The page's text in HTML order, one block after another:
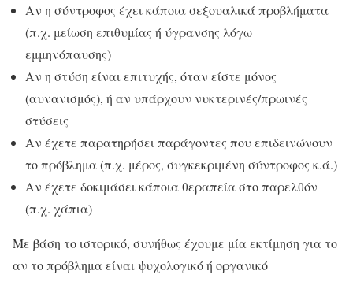
Αν η σύντροφος έχει κάποια σεξουαλικά προβλήματα
(π.χ. μείωση επιθυμίας ή ύγρανσης λόγω
εμμηνόπαυσης)
Αν η στύση είναι επιτυχής, όταν είστε μόνος
(αυνανισμός), ή αν υπάρχουν νυκτερινές/πρωινές
στύσεις
Αν έχετε παρατηρήσει παράγοντες που επιδεινώνουν
το πρόβλημα (π.χ. μέρος, συγκεκριμένη σύντροφος κ.ά.)
Αν έχετε δοκιμάσει κάποια θεραπεία στο παρελθόν
(π.χ. χάπια)
Με βάση το ιστορικό, συνήθως έχουμε μία εκτίμηση για το
αν το πρόβλημα είναι ψυχολογικό ή οργανικό